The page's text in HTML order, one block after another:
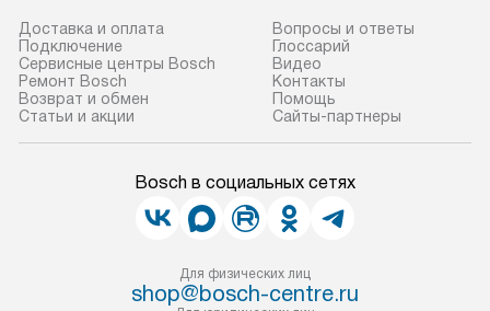
Доставка и оплата
Подключение
Сервисные центры Bosch
Ремонт Bosch
Возврат и обмен
Статьи и акции
Вопросы и ответы
Глоссарий
Видео
Контакты
Помощь
Сайты-партнеры
Bosch в социальных сетях
Для физических лиц
shop@bosch-centre.ru